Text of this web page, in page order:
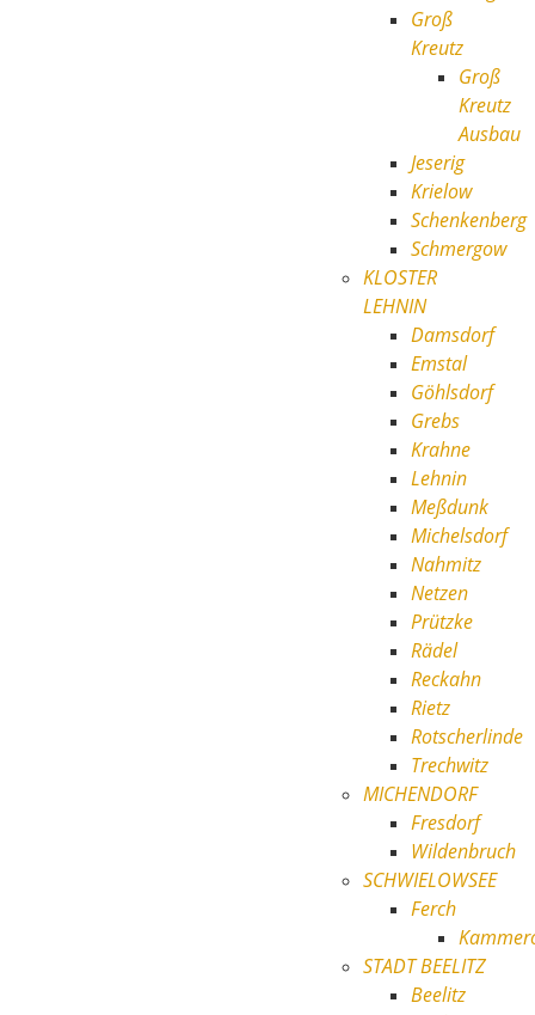
Groß
Kreutz
Groß
Kreutz
Ausbau
Jeserig
Krielow
Schenkenberg
Schmergow
KLOSTER
LEHNIN
Damsdorf
Emstal
Göhlsdorf
Grebs
Krahne
Lehnin
Meßdunk
Michelsdorf
Nahmitz
Netzen
Prützke
Rädel
Reckahn
Rietz
Rotscherlinde
Trechwitz
MICHENDORF
Fresdorf
Wildenbruch
SCHWIELOWSEE
Ferch
STADT BEELITZ
Beelitz